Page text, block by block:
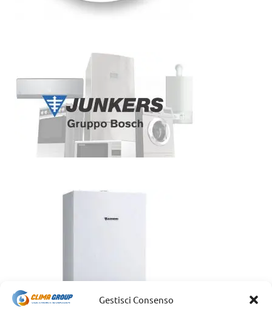
Gestisci Consenso